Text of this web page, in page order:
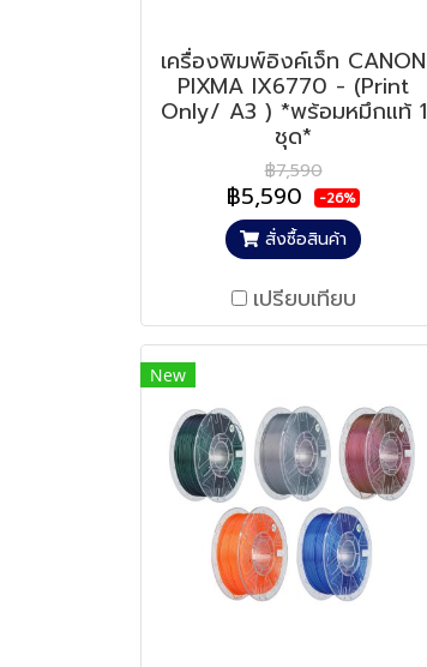
เครื่องพิมพ์อิงค์เจ็ท CANON
PIXMA IX6770 - (Print
Only/ A3 ) *พร้อมหมึกแท้ 1
ชุด*
฿7,590
฿5,590 -26%
สั่งซื้อสินค้า
เปรียบเทียบ
New